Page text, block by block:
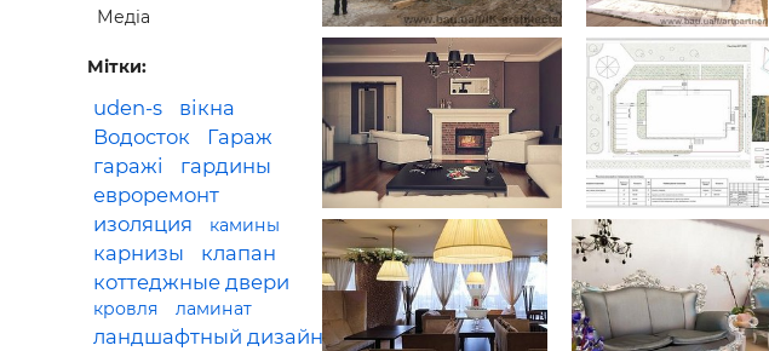
Будівельні і ремонтні послуги
Медіа
Мітки:
uden-s
вікна
Водосток
Гараж
гаражі
гардины
евроремонт
изоляция
камины
карнизы
клапан
коттеджные двери
кровля ламинат
ландшафтный дизайн